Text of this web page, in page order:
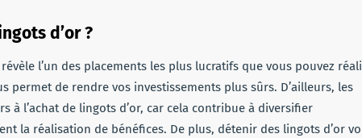
d’or ?
l’un des placements les plus lucratifs que vous pouvez
permet de rendre vos investissements plus sûrs. D’ailleurs, les
à l’achat de lingots d’or, car cela contribue à diversifier
la réalisation de bénéfices. De plus, détenir des lingots d’or